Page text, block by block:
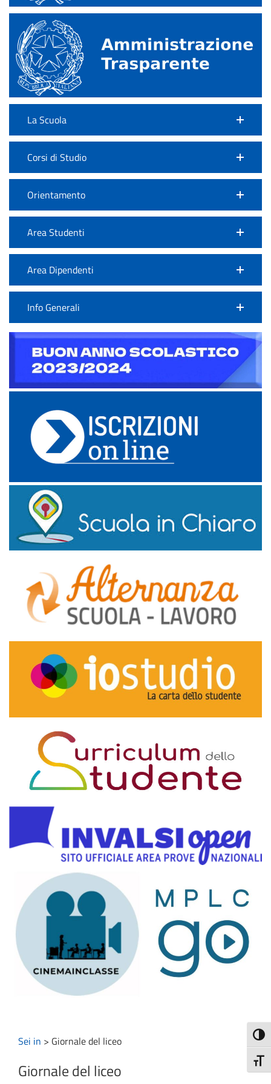
La Scuola
Corsi di Studio
Orientamento
Area Studenti
Area Dipendenti
Info Generali
Sei in > Giornale del liceo
Giornale del liceo